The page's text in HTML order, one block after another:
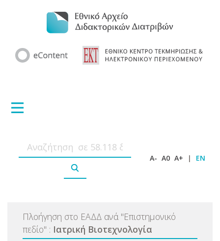
A- A0 A+ | EN
Πλοήγηση στο ΕΑΔΔ ανά "Επιστημονικό
πεδίο" : Ιατρική Βιοτεχνολογία